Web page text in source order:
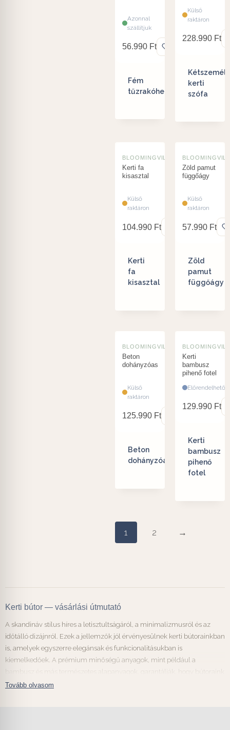
Azonnal
szállítjuk
56.990 Ft
Fém
tűzrakóhely
Külső
raktáron
228.990 Ft
kerti
szófa
BLOOMINGVILLE
Kerti fa
kisasztal
Külső
raktáron
104.990 Ft
Kerti
fa
kisasztal
Zöld pamut
függőágy
Külső
raktáron
57.990 Ft
Zöld
pamut
függőágy
BLOOMINGVILLE
Beton
dohányzóasztal
Külső
raktáron
125.990 Ft
Beton
dohányzóasztal
Kerti
bambusz
pihenő fotel
Előrendelhető
129.990 Ft
Kerti
bambusz
pihenő
fotel
1 2 →
Kerti bútor — vásárlási útmutató
A skandináv stílus híres a letisztultságáról, a minimalizmusról és az
időtálló dizájnról. Ezek a jellemzők jól érvényesülnek kerti bútorainkban
is, amelyek egyszerre elegánsak és funkcionalitásukban is
kiemelkedőek. A prémium minőségű anyagok, mint például a
bambusz és más természetes alapanyagok, garantálják, hogy bútoraink
ne csak stílusosak, de tartósak és ellenállók is legyenek az időjárás